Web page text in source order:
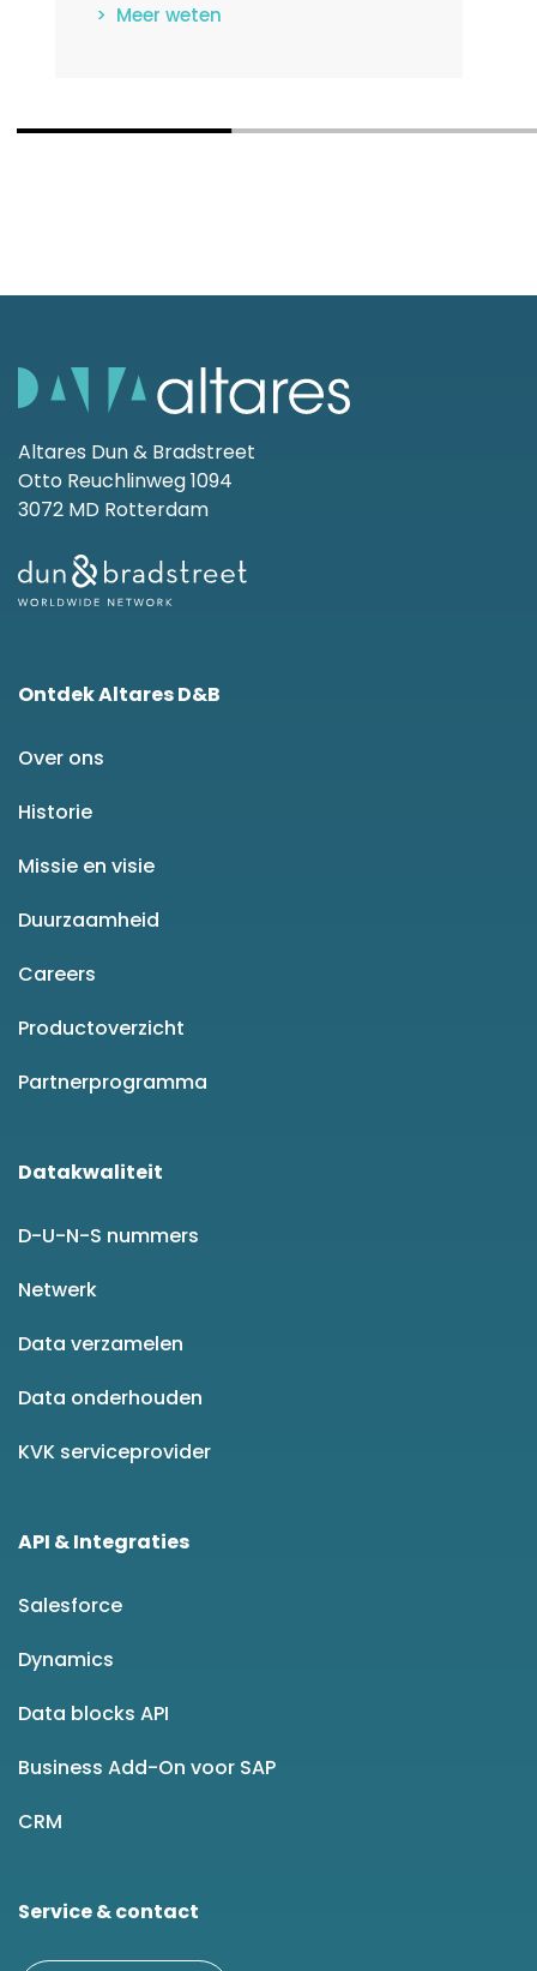
> Meer weten
Altares Dun & Bradstreet
Otto Reuchlinweg 1094
3072 MD Rotterdam
Ontdek Altares D&B
Over ons
Historie
Missie en visie
Duurzaamheid
Careers
Productoverzicht
Partnerprogramma
Datakwaliteit
D-U-N-S nummers
Netwerk
Data verzamelen
Data onderhouden
KVK serviceprovider
API & Integraties
Salesforce
Dynamics
Data blocks API
Business Add-On voor SAP
CRM
Service & contact